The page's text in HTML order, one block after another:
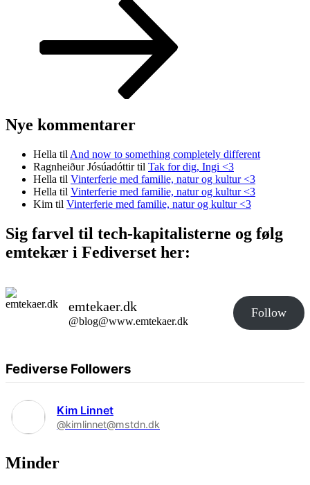
Nye kommentarer
Hella til And now to something completely different
Ragnheiður Jósúadóttirtil Tak for dig, Ingi <3
Hella til Vinterferie med familie, natur og kultur <3
Hella til Vinterferie med familie, natur og kultur <3
Kim til Vinterferie med familie, natur og kultur <3
Sig farvel til tech-kapitalisterne og følg
emtekær i Fediverset her:
emtekaer.dk
@blog@www.emtekaer.dk
Follow
Fediverse Followers
Kim Linnet
@kimlinnet@mstdn.dk
Minder